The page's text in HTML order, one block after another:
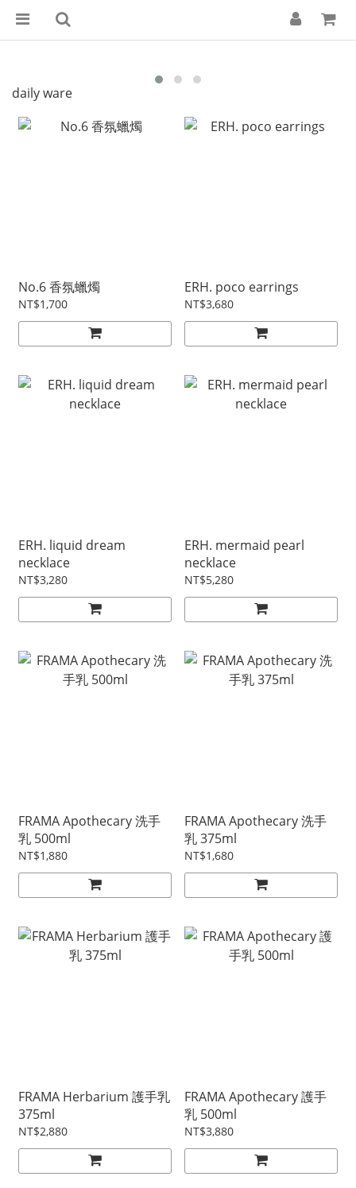
daily ware
No.6 香氛蠟燭
NT$1,700
ERH. poco earrings
NT$3,680
ERH. liquid dream
necklace
NT$3,280
ERH. mermaid pearl
necklace
NT$5,280
FRAMA Apothecary 洗手
乳 500ml
NT$1,880
FRAMA Apothecary 洗手
乳 375ml
NT$1,680
FRAMA Herbarium 護手乳
375ml
NT$2,880
FRAMA Apothecary 護手
乳 500ml
NT$3,880